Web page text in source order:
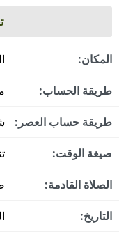
المكان:
طريقة الحساب:
طريقة حساب العصر:
صيغة الوقت:
الصلاة القادمة:
التاريخ: